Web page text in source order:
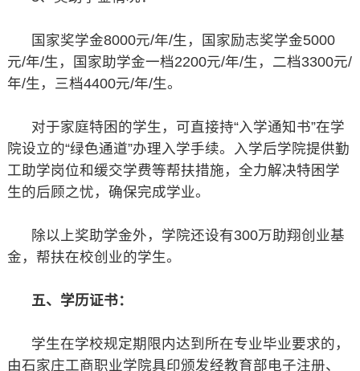
国家奖学金8000元/年/生，国家励志奖学金5000
元/年/生，国家助学金一档2200元/年/生，二档3300元/
年/生，三档4400元/年/生。
对于家庭特困的学生，可直接持“入学通知书”在学
院设立的“绿色通道”办理入学手续。入学后学院提供勤
工助学岗位和缓交学费等帮扶措施，全力解决特困学
生的后顾之忧，确保完成学业。
除以上奖助学金外，学院还设有300万助翔创业基
金，帮扶在校创业的学生。
五、学历证书：
学生在学校规定期限内达到所在专业毕业要求的，
由石家庄工商职业学院具印颁发经教育部电子注册、